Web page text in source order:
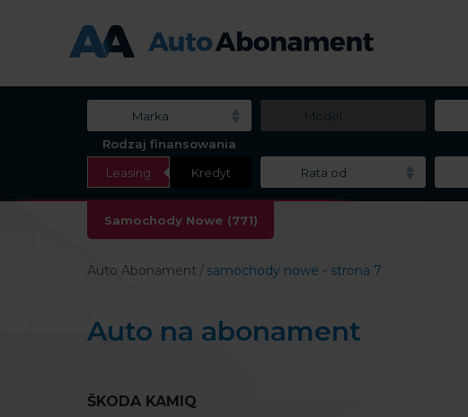
Marka Model
Rodzaj finansowania
Leasing
Kredyt Rata od
Samochody Nowe (771)
Auto Abonament samochody nowe - strona 7
Auto na abonament
ŠKODA KAMIQ